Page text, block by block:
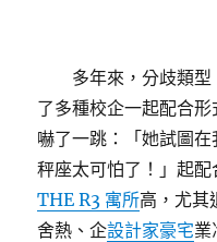
多年來，分歧類
了多種校企一起配合
嚇了一跳：「她試圖
秤座太可怕了！」起
THE R3 寓所高，尤其
舍熱、企設計家豪宅業